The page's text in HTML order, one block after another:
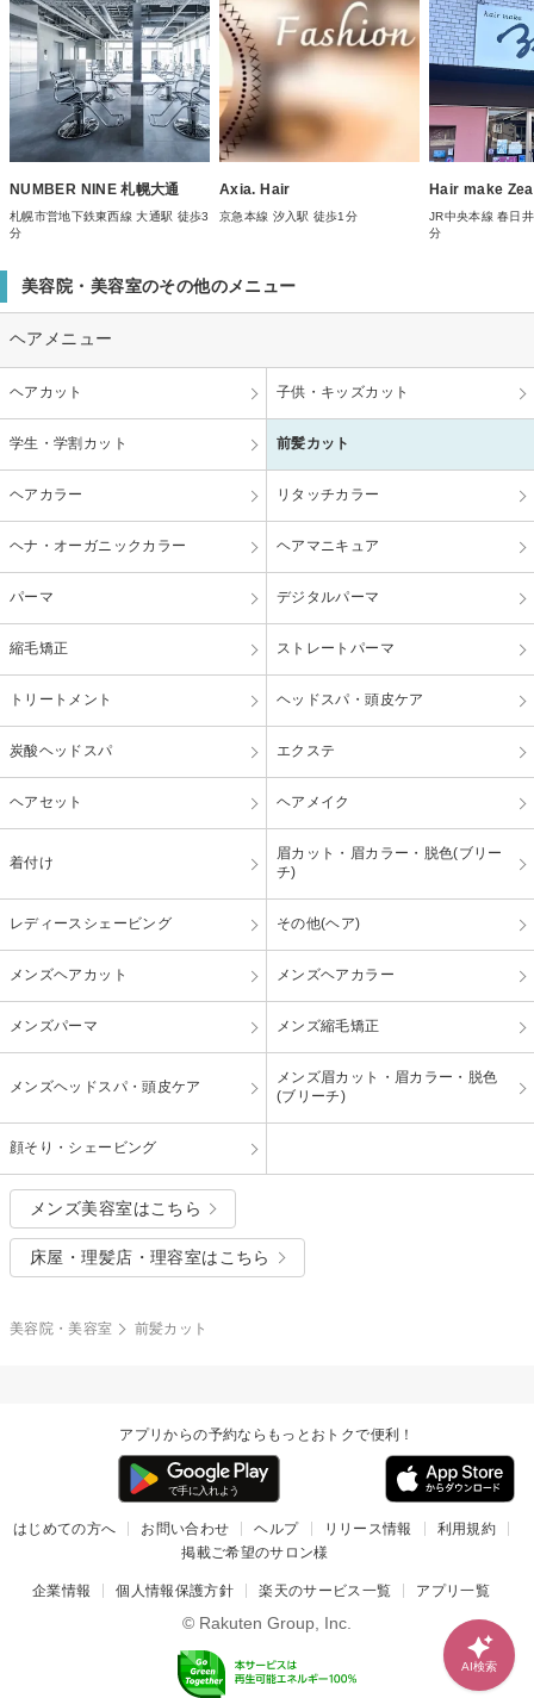
NUMBER NINE 札幌大通
札幌市営地下鉄東西線 大通駅 徒歩3
分
Axia. Hair
京急本線 汐入駅 徒歩1分
Hair make
JR中央本線 春日
分
美容院・美容室のその他のメニュー
ヘアメニュー
ヘアカット 子供・キッズカット
学生・学割カット 前髪カット
ヘアカラー リタッチカラー
ヘナ・オーガニックカラー ヘアマニキュア
パーマ デジタルパーマ
縮毛矯正 ストレートパーマ
トリートメント ヘッドスパ・頭皮ケア
炭酸ヘッドスパ エクステ
ヘアセット ヘアメイク
着付け
眉カット・眉カラー・脱色(ブリー
チ)
レディースシェービング その他(ヘア)
メンズヘアカット メンズヘアカラー
メンズパーマ メンズ縮毛矯正
メンズヘッドスパ・頭皮ケア
メンズ眉カット・眉カラー・脱色
(ブリーチ)
顔そり・シェービング
メンズ美容室はこちら
床屋・理髪店・理容室はこちら
AI検索
美容院・美容室 前髪カット
アプリからの予約ならもっとおトクで便利！
はじめての方へ お問い合わせ ヘルプ リリース情報
利用規約
掲載ご希望のサロン様
企業情報 個人情報保護方針 楽天のサービス一覧 アプリ一覧
© Rakuten Group, Inc.